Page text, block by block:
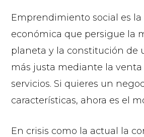
Emprendimiento social es la
económica que persigue la
planeta y la constitución de
más justa mediante la
servicios. Si quieres un
características, ahora es el
En crisis como la actual la